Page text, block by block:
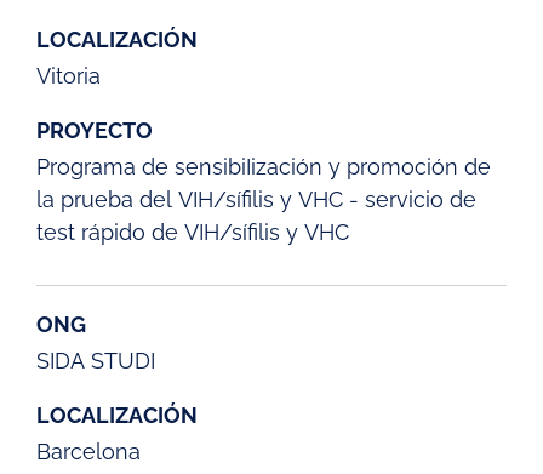
LOCALIZACIÓN
Vitoria
PROYECTO
Programa de sensibiIización y promoción de
la prueba del VIH/sífilis y VHC - servicio de
test rápido de VIH/sífilis y VHC
ONG
SIDA STUDI
LOCALIZACIÓN
Barcelona